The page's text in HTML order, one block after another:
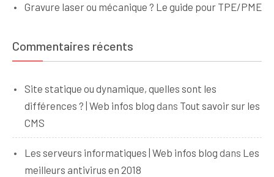
Gravure laser ou mécanique ? Le guide pour TPE/PME
Commentaires récents
Site statique ou dynamique, quelles sont les
différences ? | Web infos blog dans Tout savoir sur les
CMS
Les serveurs informatiques | Web infos blog dans Les
meilleurs antivirus en 2018